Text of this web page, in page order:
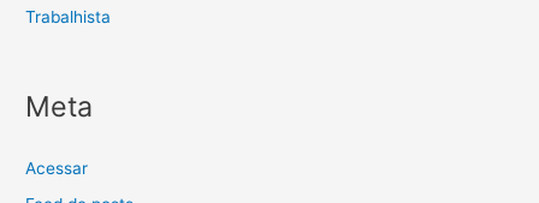
Trabalhista
Meta
Acessar